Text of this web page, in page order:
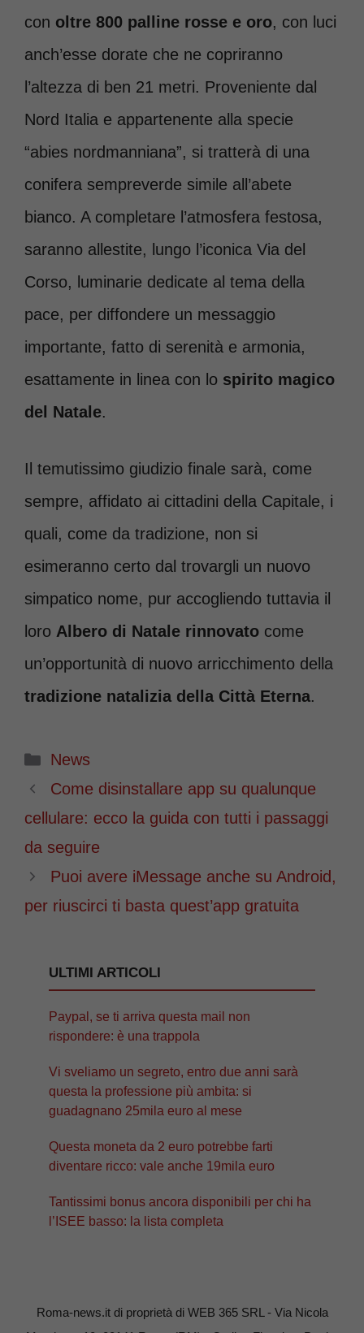
con oltre 800 palline rosse e oro, con luci
anch’esse dorate che ne copriranno
l’altezza di ben 21 metri. Proveniente dal
Nord Italia e appartenente alla specie
“abies nordmanniana”, si tratterà di una
conifera sempreverde simile all’abete
bianco. A completare l’atmosfera festosa,
saranno allestite, lungo l’iconica Via del
Corso, luminarie dedicate al tema della
pace, per diffondere un messaggio
importante, fatto di serenità e armonia,
esattamente in linea con lo spirito magico
del Natale.
Il temutissimo giudizio finale sarà, come
sempre, affidato ai cittadini della Capitale, i
quali, come da tradizione, non si
esimeranno certo dal trovargli un nuovo
simpatico nome, pur accogliendo tuttavia il
loro Albero di Natale rinnovato come
un’opportunità di nuovo arricchimento della
tradizione natalizia della Città Eterna.
Categorie
News
Come disinstallare app su qualunque
cellulare: ecco la guida con tutti i passaggi
da seguire
Puoi avere iMessage anche su Android,
per riuscirci ti basta quest’app gratuita
ULTIMI ARTICOLI
Paypal, se ti arriva questa mail non
rispondere: è una trappola
Vi sveliamo un segreto, entro due anni sarà
questa la professione più ambita: si
guadagnano 25mila euro al mese
Questa moneta da 2 euro potrebbe farti
diventare ricco: vale anche 19mila euro
Tantissimi bonus ancora disponibili per chi ha
l’ISEE basso: la lista completa
Roma-news.it di proprietà di WEB 365 SRL - Via Nicola